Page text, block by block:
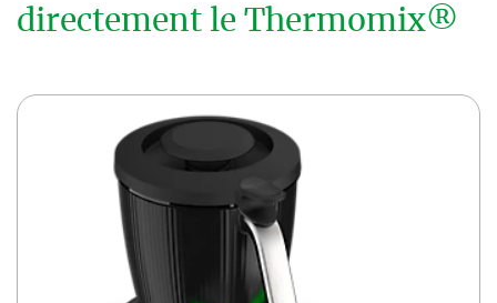
directement le Thermomix®